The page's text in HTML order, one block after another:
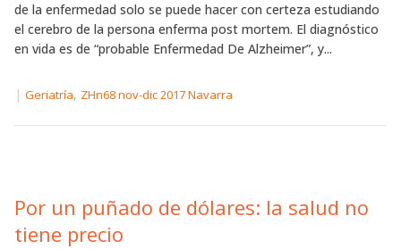
de la enfermedad solo se puede hacer con certeza estudiando
el cerebro de la persona enferma post mortem. El diagnóstico
en vida es de “probable Enfermedad De Alzheimer”, y...
| Geriatría, ZHn68 nov-dic 2017 Navarra
Por un puñado de dólares: la salud no
tiene precio